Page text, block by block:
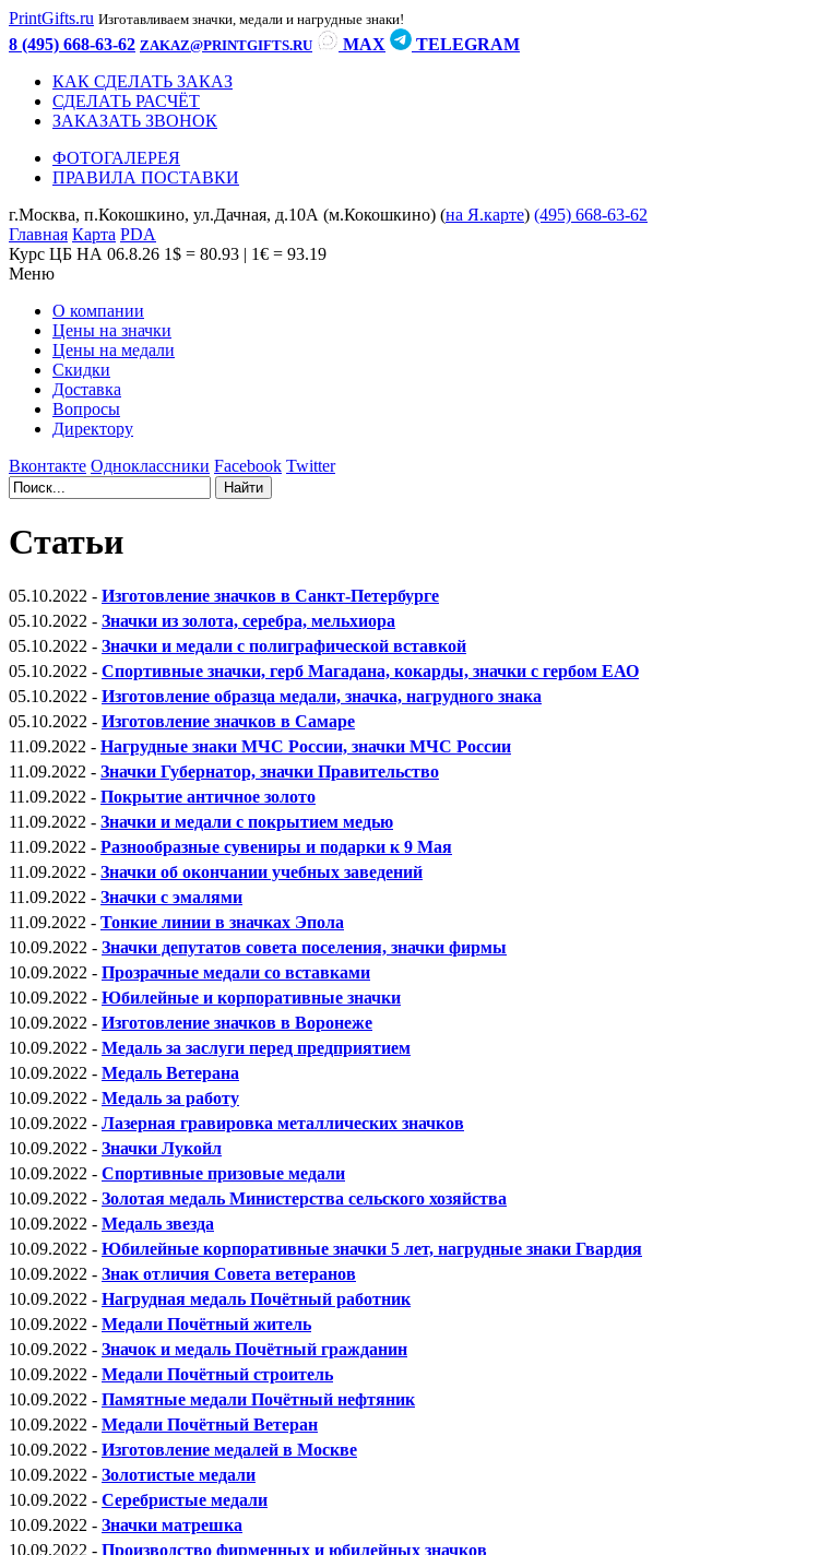
PrintGifts.ru Изготавливаем значки, медали и нагрудные знаки!
8 (495) 668-63-62 ZAKAZ@PRINTGIFTS.RU MAX
TELEGRAM
КАК СДЕЛАТЬ ЗАКАЗ
СДЕЛАТЬ РАСЧЁТ
ЗАКАЗАТЬ ЗВОНОК
ФОТОГАЛЕРЕЯ
ПРАВИЛА ПОСТАВКИ
г.Москва, п.Кокошкино, ул.Дачная, д.10А (м.Кокошкино) (на Я.карте) (495) 668-63-62
Главная Карта PDA
Курс ЦБ НА 06.8.26 1$ = 80.93 | 1€ = 93.19
Меню
О компании
Цены на значки
Цены на медали
Скидки
Доставка
Вопросы
Директору
Вконтакте Одноклассники Facebook Twitter
Статьи
05.10.2022 - Изготовление значков в Санкт-Петербурге
05.10.2022 - Значки из золота, серебра, мельхиора
05.10.2022 - Значки и медали с полиграфической вставкой
05.10.2022 - Спортивные значки, герб Магадана, кокарды, значки с гербом ЕАО
05.10.2022 - Изготовление образца медали, значка, нагрудного знака
05.10.2022 - Изготовление значков в Самаре
11.09.2022 - Нагрудные знаки МЧС России, значки МЧС России
11.09.2022 - Значки Губернатор, значки Правительство
11.09.2022 - Покрытие античное золото
11.09.2022 - Значки и медали с покрытием медью
11.09.2022 - Разнообразные сувениры и подарки к 9 Мая
11.09.2022 - Значки об окончании учебных заведений
11.09.2022 - Значки с эмалями
11.09.2022 - Тонкие линии в значках Эпола
10.09.2022 - Значки депутатов совета поселения, значки фирмы
10.09.2022 - Прозрачные медали со вставками
10.09.2022 - Юбилейные и корпоративные значки
10.09.2022 - Изготовление значков в Воронеже
10.09.2022 - Медаль за заслуги перед предприятием
10.09.2022 - Медаль Ветерана
10.09.2022 - Медаль за работу
10.09.2022 - Лазерная гравировка металлических значков
10.09.2022 - Значки Лукойл
10.09.2022 - Спортивные призовые медали
10.09.2022 - Золотая медаль Министерства сельского хозяйства
10.09.2022 - Медаль звезда
10.09.2022 - Юбилейные корпоративные значки 5 лет, нагрудные знаки Гвардия
10.09.2022 - Знак отличия Совета ветеранов
10.09.2022 - Нагрудная медаль Почётный работник
10.09.2022 - Медали Почётный житель
10.09.2022 - Значок и медаль Почётный гражданин
10.09.2022 - Медали Почётный строитель
10.09.2022 - Памятные медали Почётный нефтяник
10.09.2022 - Медали Почётный Ветеран
10.09.2022 - Изготовление медалей в Москве
10.09.2022 - Золотистые медали
10.09.2022 - Серебристые медали
10.09.2022 - Значки матрешка
10.09.2022 - Производство фирменных и юбилейных значков